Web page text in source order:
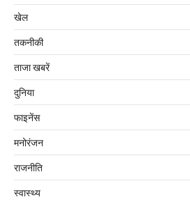
खेल
तकनीकी
ताजा खबरें
दुनिया
फाइनेंस
मनोरंजन
राजनीति
स्वास्थ्य